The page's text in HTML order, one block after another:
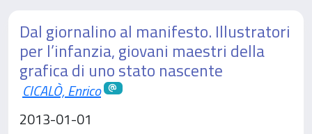
Dal giornalino al manifesto. Illustratori
per l’infanzia, giovani maestri della
grafica di uno stato nascente
CICALÒ, Enrico
2013-01-01